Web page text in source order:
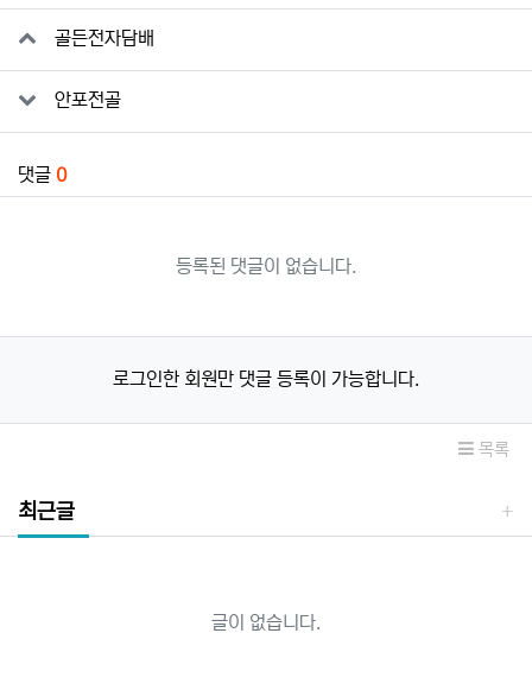
관련자료
골든전자담배
안포전골
댓글 0
등록된 댓글이 없습니다.
로그인한 회원만 댓글 등록이 가능합니다.
목록
최근글
글이 없습니다.